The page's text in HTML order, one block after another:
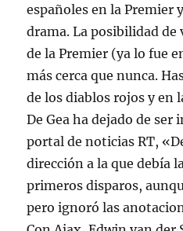
españoles en la Premier
drama. La posibilidad de
de la Premier (ya lo fue
más cerca que nunca.
de los diablos rojos y en
De Gea ha dejado de ser
portal de noticias RT,
dirección a la que debía
primeros disparos,
pero ignoró las